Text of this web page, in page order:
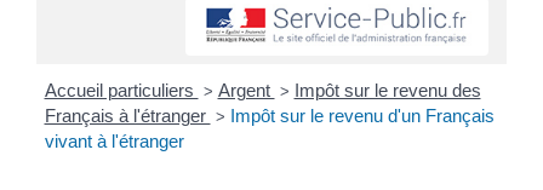
Accueil particuliers > Argent > Impôt sur le revenu des
Français à l'étranger > Impôt sur le revenu d'un Français
vivant à l'étranger